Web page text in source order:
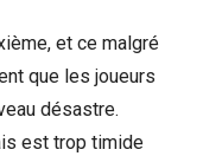
et ce malgré
que les joueurs
désastre.
est trop timide